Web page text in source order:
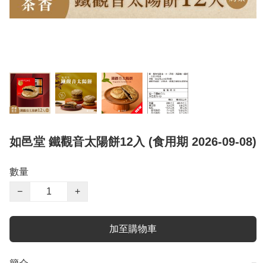
如邑堂 鐵觀音太陽餅12入 (食用期 2026-09-08)
數量
−
+
加至購物車